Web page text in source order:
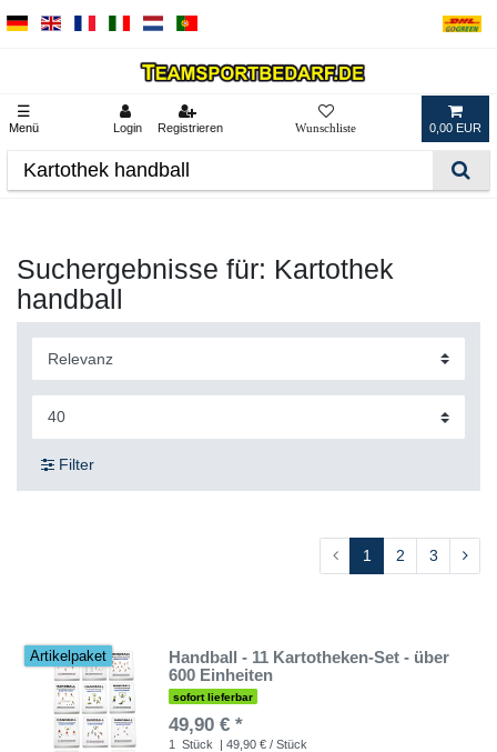
☰
Menü Login Registrieren 0,00 EUR
Suchergebnisse für: Kartothek
handball
Filter
1 2 3
Artikelpaket
Handball - 11 Kartotheken-Set - über
600 Einheiten
sofort lieferbar
49,90 € *
1 Stück | 49,90 € / Stück